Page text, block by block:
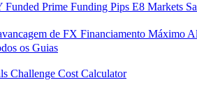
Funded Prime Funding Pips E8 Markets
de FX Financiamento Máximo
os Guias
Challenge Cost Calculator